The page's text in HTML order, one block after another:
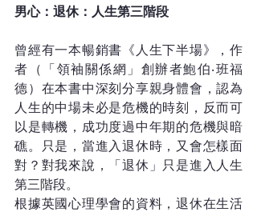
男心：退休：人生第三階段
曾經有一本暢銷書《人生下半場》，作
者（「領袖關係網」創辦者鮑伯‧班福
德）在本書中深刻分享親身體會，認為
人生的中場未必是危機的時刻，反而可
以是轉機，成功度過中年期的危機與暗
礁。只是，當進入退休時，又會怎樣面
對？對我來說，「退休」只是進入人生
第三階段。
根據英國心理學會的資料，退休在生活